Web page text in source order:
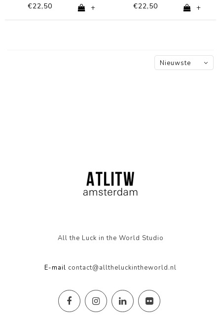
€22,50 + €22,50 +
Nieuwste
All the Luck in the World Studio
E-mail contact@alltheluckintheworld.nl